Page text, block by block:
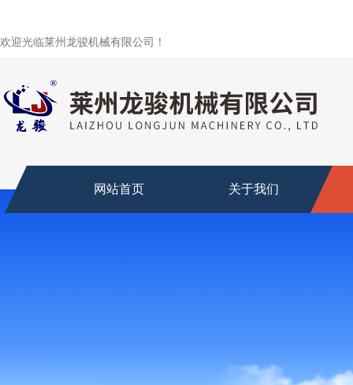
欢迎光临莱州龙骏机械有限公司！
网站首页 关于我们